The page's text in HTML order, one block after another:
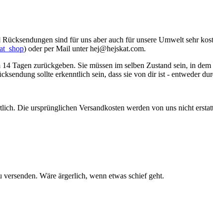
sind für uns aber auch für unsere Umwelt sehr
) oder per Mail unterhej@hejskat.com.
Tagen zurückgeben. Sie müssen im selben Zustand sein, in
sollte erkenntlich sein, dass sie von dir ist - entweder
Die ursprünglichen Versandkosten werden von uns nicht
Wäre ärgerlich, wenn etwas schief geht.